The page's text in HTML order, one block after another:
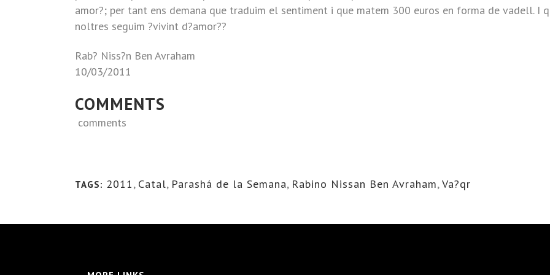
amor?; per tant ens demana que traduim el sentiment i que matem 300 euros en forma de vadell. I
noltres seguim ?vivint d?amor??
Rab? Niss?n Ben Avraham
10/03/2011
COMMENTS
comments
TAGS: 2011, Catal, Parashá de la Semana, Rabino Nissan Ben Avraham,Va?qr